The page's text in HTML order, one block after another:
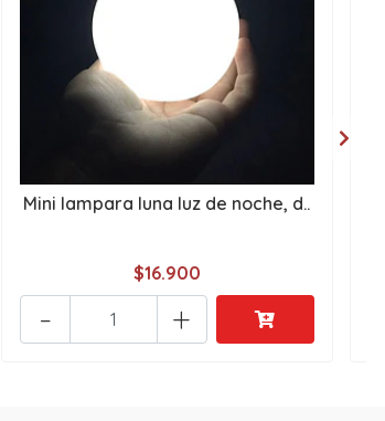
Mini lampara luna luz de noche, d..
$16.900
+
-